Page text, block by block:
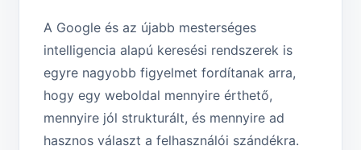
A Google és az újabb mesterséges
intelligencia alapú keresési rendszerek is
egyre nagyobb figyelmet fordítanak arra,
hogy egy weboldal mennyire érthető,
mennyire jól strukturált, és mennyire ad
hasznos választ a felhasználói szándékra.